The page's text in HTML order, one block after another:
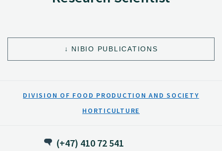
NIBIO PUBLICATIONS
DIVISION OF FOOD PRODUCTION AND SOCIETY
HORTICULTURE
(+47) 410 72 541